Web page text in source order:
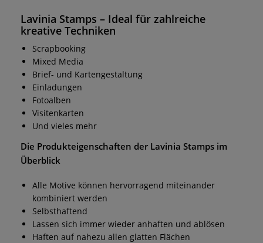
Lavinia Stamps – Ideal für zahlreiche
kreative Techniken
Scrapbooking
Mixed Media
Brief- und Kartengestaltung
Einladungen
Fotoalben
Visitenkarten
Und vieles mehr
Die Produkteigenschaften der Lavinia Stamps im
Überblick
Alle Motive können hervorragend miteinander
kombiniert werden
Selbsthaftend
Lassen sich immer wieder anhaften und ablösen
Haften auf nahezu allen glatten Flächen